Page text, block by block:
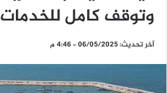
وتوقف كامل للخدمات
آخر تحديث: 06/05/2025 - 4:46 م